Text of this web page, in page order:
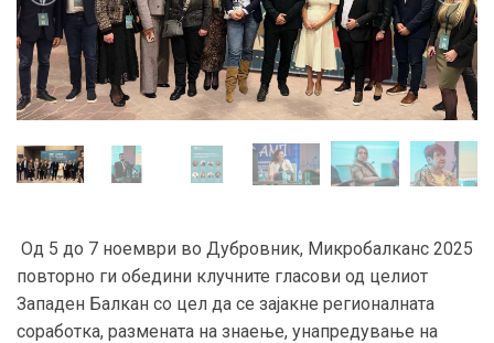
Од 5 до 7 ноември во Дубровник, Микробалканс 2025
повторно ги обедини клучните гласови од целиот
Западен Балкан со цел да се зајакне регионалната
соработка, размената на знаење, унапредување на